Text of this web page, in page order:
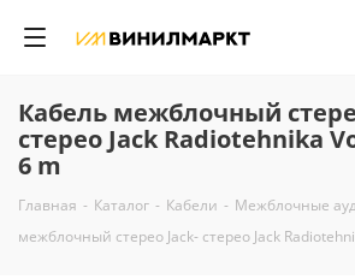
Кабель межблочный
стерео Jack Radiotehnika
6 m
Главная - Каталог - Кабели - Межблочные
межблочный стерео Jack- стерео Jack